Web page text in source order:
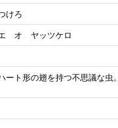
けろ
オ ヤッツケロ
ート形の翅を持つ不思議な